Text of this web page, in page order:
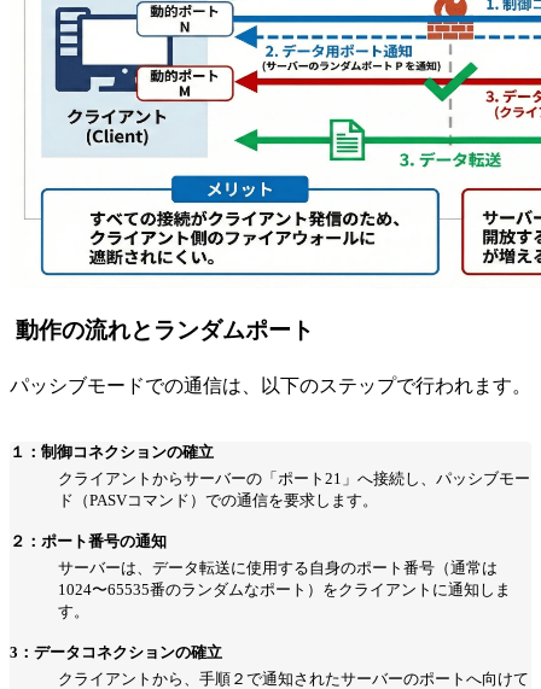
動作の流れとランダムポート
パッシブモードでの通信は、以下のステップで行われます。
１：制御コネクションの確立
クライアントからサーバーの「ポート21」へ接続し、パッシブモー
ド（PASVコマンド）での通信を要求します。
２：ポート番号の通知
サーバーは、データ転送に使用する自身のポート番号（通常は
1024〜65535番のランダムなポート）をクライアントに通知しま
す。
3：データコネクションの確立
クライアントから、手順２で通知されたサーバーのポートへ向けて